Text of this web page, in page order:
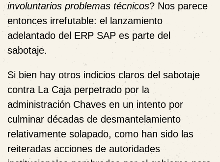
involuntarios problemas técnicos? Nos parece
entonces irrefutable: el lanzamiento
adelantado del ERP SAP es parte del
sabotaje.
Si bien hay otros indicios claros del sabotaje
contra La Caja perpetrado por la
administración Chaves en un intento por
culminar décadas de desmantelamiento
relativamente solapado, como han sido las
reiteradas acciones de autoridades